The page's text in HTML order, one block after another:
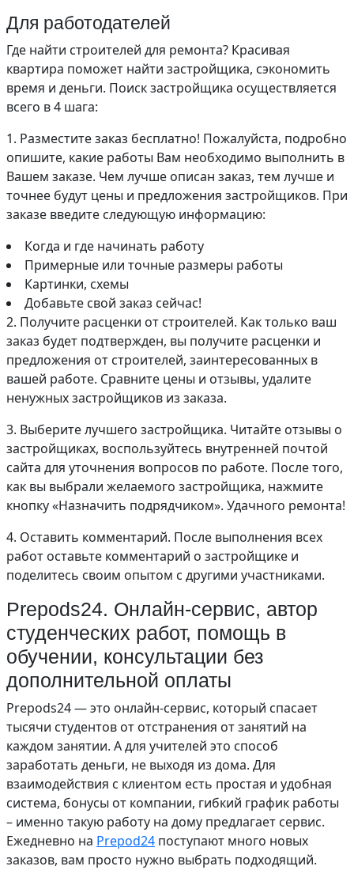
Для работодателей
Где найти строителей для ремонта? Красивая
квартира поможет найти застройщика, сэкономить
время и деньги. Поиск застройщика осуществляется
всего в 4 шага:
1. Разместите заказ бесплатно! Пожалуйста, подробно
опишите, какие работы Вам необходимо выполнить в
Вашем заказе. Чем лучше описан заказ, тем лучше и
точнее будут цены и предложения застройщиков. При
заказе введите следующую информацию:
Когда и где начинать работу
Примерные или точные размеры работы
Картинки, схемы
Добавьте свой заказ сейчас!
2. Получите расценки от строителей. Как только ваш
заказ будет подтвержден, вы получите расценки и
предложения от строителей, заинтересованных в
вашей работе. Сравните цены и отзывы, удалите
ненужных застройщиков из заказа.
3. Выберите лучшего застройщика. Читайте отзывы о
застройщиках, воспользуйтесь внутренней почтой
сайта для уточнения вопросов по работе. После того,
как вы выбрали желаемого застройщика, нажмите
кнопку «Назначить подрядчиком». Удачного ремонта!
4. Оставить комментарий. После выполнения всех
работ оставьте комментарий о застройщике и
поделитесь своим опытом с другими участниками.
Prepods24. Онлайн-сервис, автор
студенческих работ, помощь в
обучении, консультации без
дополнительной оплаты
Prepods24 — это онлайн-сервис, который спасает
тысячи студентов от отстранения от занятий на
каждом занятии. А для учителей это способ
заработать деньги, не выходя из дома. Для
взаимодействия с клиентом есть простая и удобная
система, бонусы от компании, гибкий график работы
– именно такую работу на дому предлагает сервис.
Ежедневно на Prepod24 поступают много новых
заказов, вам просто нужно выбрать подходящий.